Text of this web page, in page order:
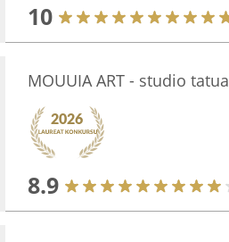
10
MOUUIA ART - studio
8.9